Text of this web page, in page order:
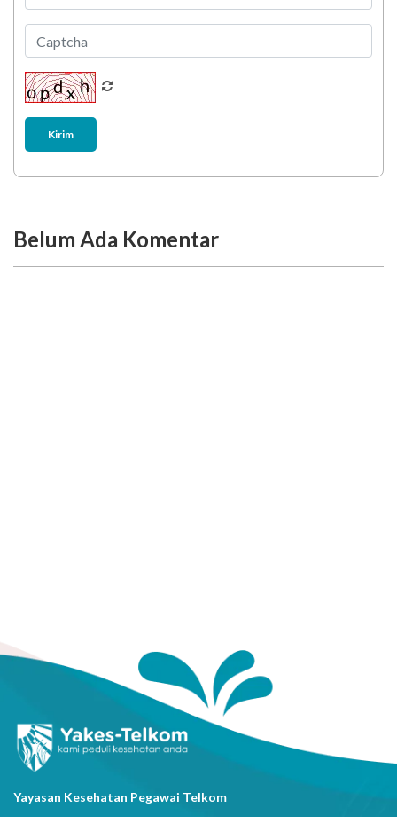
Kirim
Belum Ada Komentar
Yayasan Kesehatan Pegawai Telkom